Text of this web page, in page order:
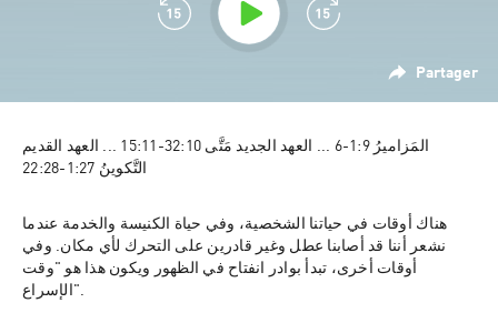
Partager
المَزاميرُ 9:‏1-‏6 ... العهد الجديد مَتَّى 10:‏32-‏11:‏15 ... العهد القديم
التَّكوينُ 27:‏1-‏28:‏22
هناك أوقات في حياتنا الشخصية، وفي حياة الكنيسة والخدمة عندما
نشعر أننا قد أصابنا عطل وغير قادرين على التحرك لأي مكان. وفي
أوقات أخرى، تبدأ بوادر انفتاح في الظهور ويكون هذا هو "وقت